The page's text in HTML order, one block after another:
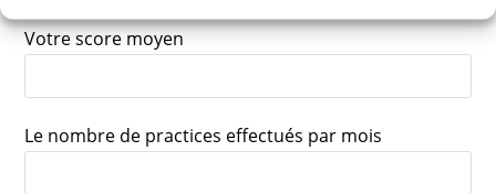
Votre score moyen
Le nombre de practices effectués par mois